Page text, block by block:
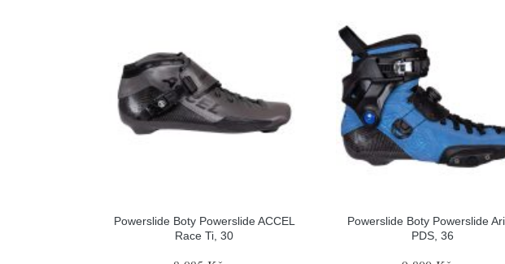
Powerslide Boty Powerslide ACCEL
Race Ti, 30
Powerslide Boty Powerslide
PDS, 36